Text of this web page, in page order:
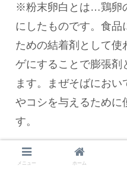
※粉末卵白とは…鶏卵
にしたものです。食品
ための結着剤として使
ゲにすることで膨張剤
ます。まぜそばにおい
やコシを与えるために
す。
※粒状大豆たん白とは
メニュー ホーム